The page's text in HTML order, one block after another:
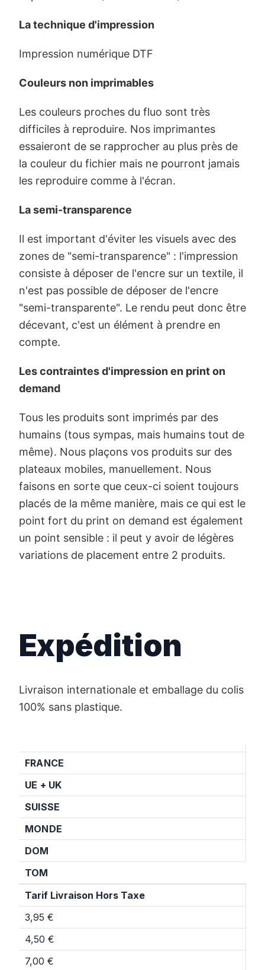
La technique d'impression
Impression numérique DTF
Couleurs non imprimables
Les couleurs proches du fluo sont très
difficiles à reproduire. Nos imprimantes
essaieront de se rapprocher au plus près de
la couleur du fichier mais ne pourront jamais
les reproduire comme à l'écran.
La semi-transparence
Il est important d'éviter les visuels avec des
zones de "semi-transparence" : l'impression
consiste à déposer de l'encre sur un textile, il
n'est pas possible de déposer de l'encre
"semi-transparente". Le rendu peut donc être
décevant, c'est un élément à prendre en
compte.
Les contraintes d'impression en print on
demand
Tous les produits sont imprimés par des
humains (tous sympas, mais humains tout de
même). Nous plaçons vos produits sur des
plateaux mobiles, manuellement. Nous
faisons en sorte que ceux-ci soient toujours
placés de la même manière, mais ce qui est le
point fort du print on demand est également
un point sensible : il peut y avoir de légères
variations de placement entre 2 produits.
Expédition
Livraison internationale et emballage du colis
100% sans plastique.
FRANCE
UE + UK
SUISSE
MONDE
DOM
TOM
Tarif Livraison Hors Taxe
3,95 €
4,50 €
7,00 €